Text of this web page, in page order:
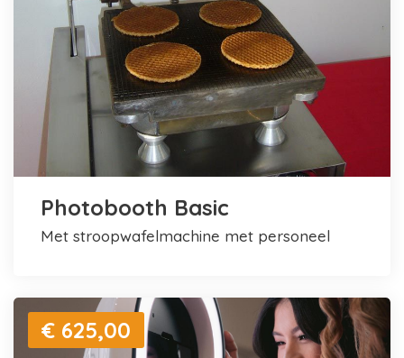
Photobooth Basic
met stroopwafelmachine met personeel
€ 625,00